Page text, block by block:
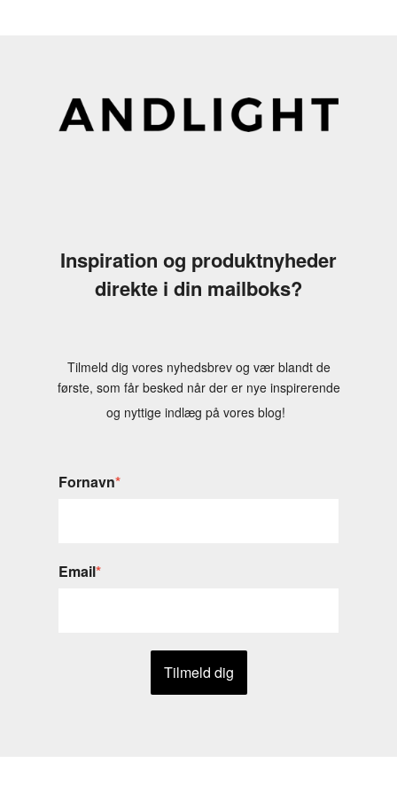
Inspiration og produktnyheder
direkte i din mailboks?
Tilmeld dig vores nyhedsbrev og vær blandt de
første, som får besked når der er nye inspirerende
og nyttige indlæg på vores blog!
Fornavn*
Email*
Tilmeld dig